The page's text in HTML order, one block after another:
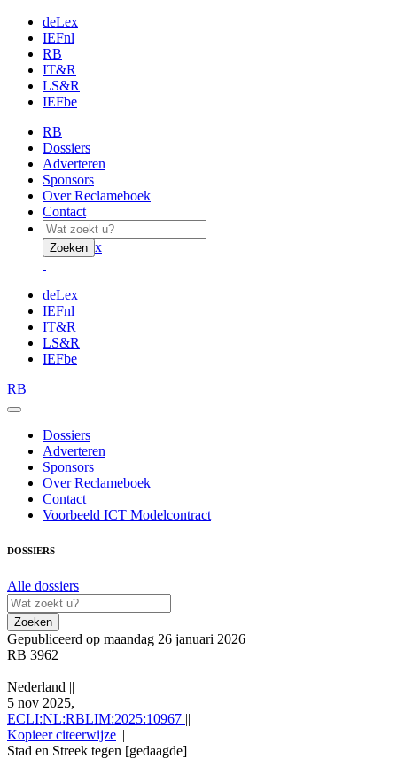
deLex
IEFnl
RB
IT&R
LS&R
IEFbe
RB
Dossiers
Adverteren
Sponsors
Over Reclameboek
Contact
Zoeken x
deLex
IEFnl
IT&R
LS&R
IEFbe
RB
Dossiers
Adverteren
Sponsors
Over Reclameboek
Contact
Voorbeeld ICT Modelcontract
DOSSIERS
Alle dossiers
Zoeken
Gepubliceerd op maandag 26 januari 2026
RB 3962
Nederland ||
5 nov 2025,
ECLI:NL:RBLIM:2025:10967 ||
Kopieer citeerwijze ||
Stad en Streek tegen [gedaagde]